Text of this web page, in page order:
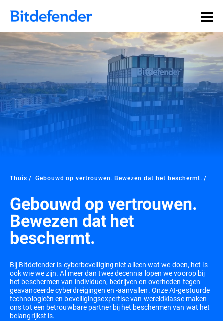
Thuis Gebouwd op vertrouwen. Bewezen dat het beschermt.
Gebouwd op vertrouwen.
Bewezen dat het
beschermt.
Bij Bitdefender is cyberbeveiliging niet alleen wat we doen, het is
ook wie we zijn. Al meer dan twee decennia lopen we voorop bij
het beschermen van individuen, bedrijven en overheden tegen
geavanceerde cyberdreigingen en -aanvallen. Onze AI-gestuurde
technologieën en beveiligingsexpertise van wereldklasse maken
ons tot een betrouwbare partner bij het beschermen van wat het
belangrijkst is.